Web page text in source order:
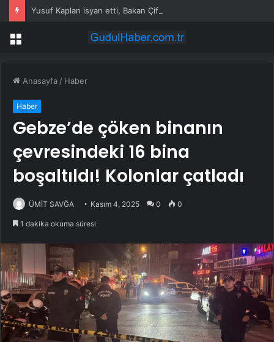
Menü
Anasayfa / Haber
Haber
Gebze’de çöken binanın
çevresindeki 16 bina
boşaltıldı! Kolonlar çatladı
ÜMİT SAVĞA Kasım 4, 2025 0 0
1 dakika okuma süresi